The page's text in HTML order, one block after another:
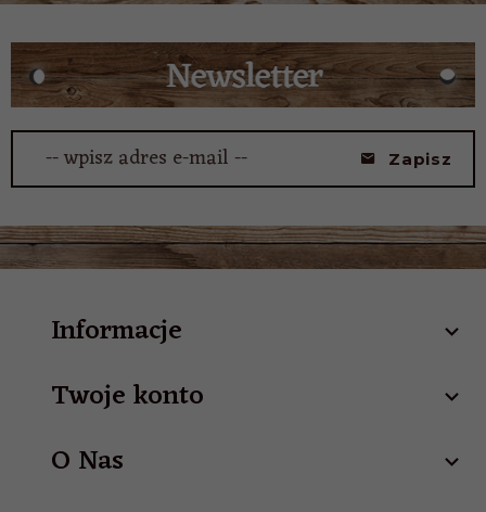
-- wpisz adres e-mail -- Zapisz
Informacje
Twoje konto
O Nas